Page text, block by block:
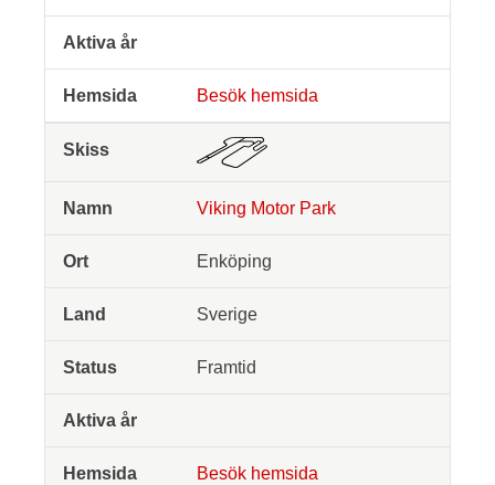
Besök hemsida
Viking Motor Park
Enköping
Sverige
Framtid
Besök hemsida